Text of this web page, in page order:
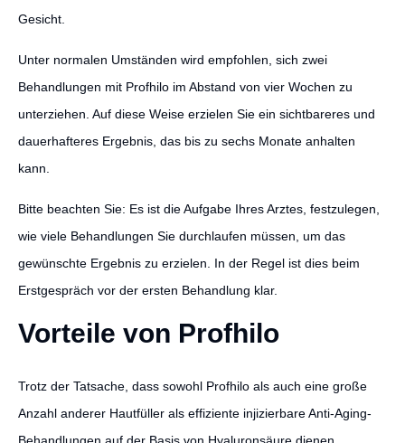
Gesicht.
Unter normalen Umständen wird empfohlen, sich zwei
Behandlungen mit Profhilo im Abstand von vier Wochen zu
unterziehen. Auf diese Weise erzielen Sie ein sichtbareres und
dauerhafteres Ergebnis, das bis zu sechs Monate anhalten
kann.
Bitte beachten Sie: Es ist die Aufgabe Ihres Arztes, festzulegen,
wie viele Behandlungen Sie durchlaufen müssen, um das
gewünschte Ergebnis zu erzielen. In der Regel ist dies beim
Erstgespräch vor der ersten Behandlung klar.
Vorteile von Profhilo
Trotz der Tatsache, dass sowohl Profhilo als auch eine große
Anzahl anderer Hautfüller als effiziente injizierbare Anti-Aging-
Behandlungen auf der Basis von Hyaluronsäure dienen,